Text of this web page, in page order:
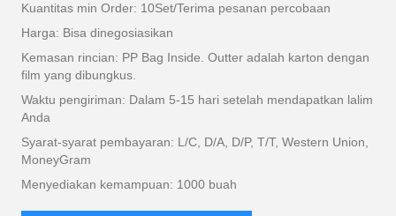
Kuantitas min Order: 10Set/Terima pesanan percobaan
Harga: Bisa dinegosiasikan
Kemasan rincian: PP Bag Inside. Outter adalah karton dengan
film yang dibungkus.
Waktu pengiriman: Dalam 5-15 hari setelah mendapatkan lalim
Anda
Syarat-syarat pembayaran: L/C, D/A, D/P, T/T, Western Union,
MoneyGram
Menyediakan kemampuan: 1000 buah